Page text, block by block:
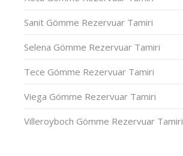
Sanit Gömme Rezervuar Tamiri
Selena Gömme Rezervuar Tamiri
Tece Gömme Rezervuar Tamiri
Viega Gömme Rezervuar Tamiri
Villeroyboch Gömme Rezervuar Tamiri